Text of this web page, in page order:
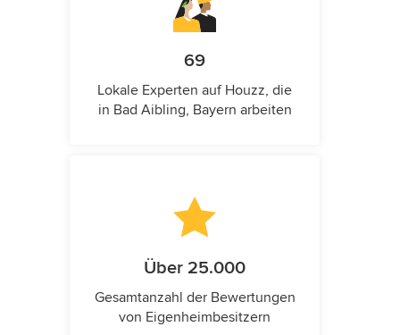
69
Lokale Experten auf Houzz, die
in Bad Aibling, Bayern arbeiten
Über 25.000
Gesamtanzahl der Bewertungen
von Eigenheimbesitzern